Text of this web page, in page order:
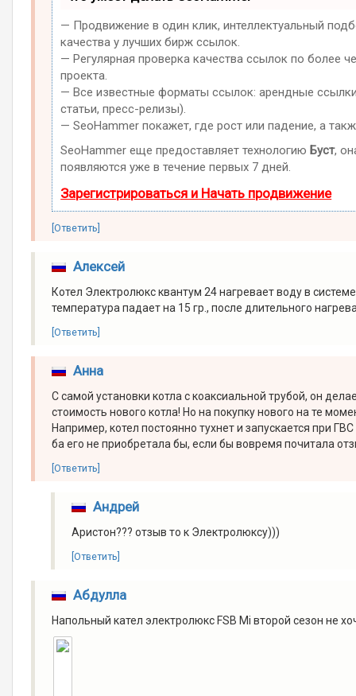
— Продвижение в один клик, интеллектуальный
качества у лучших бирж ссылок.
— Регулярная проверка качества ссылок по более
проекта.
— Все известные форматы ссылок: арендные
статьи, пресс-релизы).
— SeoHammer покажет, где рост или падение, а
SeoHammer еще предоставляет технологиюБуст,
появляются уже в течение первых 7 дней.
Зарегистрироваться и Начать продвижение
[Ответить]
Алексей
Котел Электролюкс квантум 24 нагревает воду в
температура падает на 15 гр., после длительного
[Ответить]
Анна
С самой установки котла с коаксиальной трубой, он
стоимость нового котла! Но на покупку нового на те
Например, котел постоянно тухнет и запускается при
ба его не приобретала бы, если бы вовремя почитала
[Ответить]
Андрей
Аристон??? отзыв то к Электролюксу)))
[Ответить]
Абдулла
Напольный кател электролюкс FSB Mi второй сезон не